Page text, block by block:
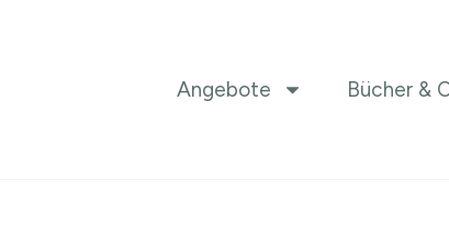
Angebote Bücher &